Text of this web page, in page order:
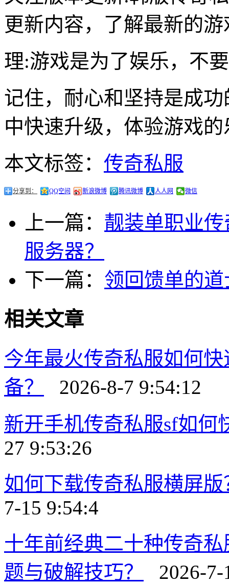
更新内容，了解最新的
理:游戏是为了娱乐，不
记住，耐心和坚持是成
中快速升级，体验游戏
本文标签： 传奇私服
分享到： QQ空间 新浪微博 腾讯微博 人人网 微信
上一篇： 靓装单职业
服务器？
下一篇： 领回馈单的
相关文章
今年最火传奇私服如何
备？
2026-8-7 9:54:12
新开手机传奇私服sf如何
27 9:53:26
如何下载传奇私服横屏
7-15 9:54:4
十年前经典二十种传奇
题与破解技巧？
2026-7-